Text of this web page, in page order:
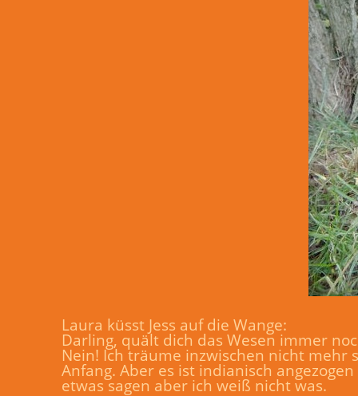
Laura küsst Jess auf die Wange:
Darling, quält dich das Wesen immer
Nein! Ich träume inzwischen nicht mehr
Anfang. Aber es ist indianisch
etwas sagen aber ich weiß nicht was.